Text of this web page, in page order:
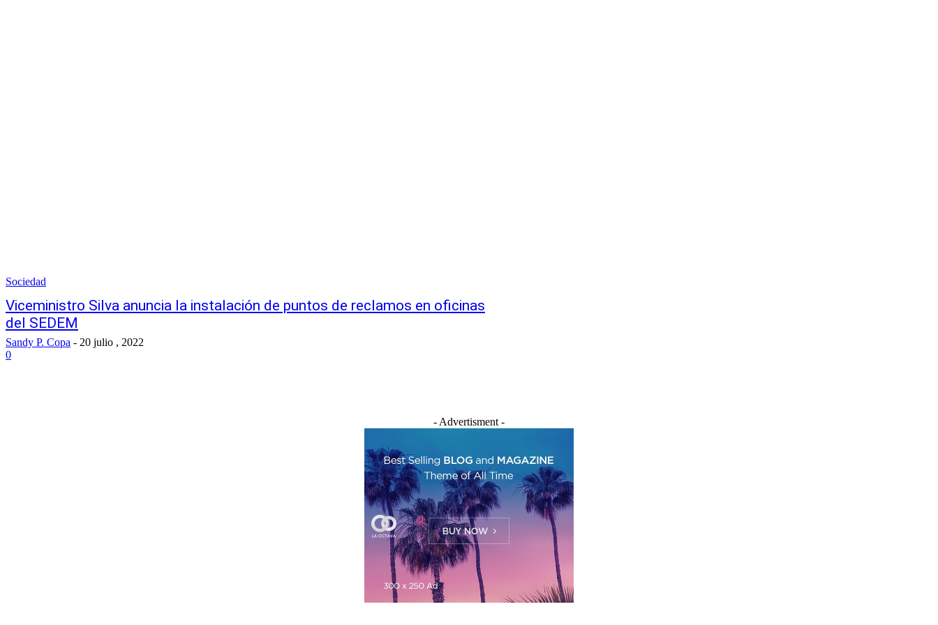
Sociedad
Viceministro Silva anuncia la instalación de puntos de reclamos en oficinas
del SEDEM
Sandy P. Copa - 20 julio , 2022
0
- Advertisment -